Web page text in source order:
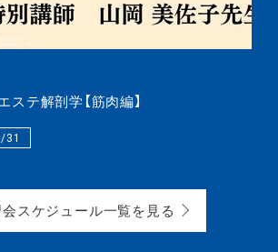
テ解剖学【筋肉編】
31
スケジュール一覧を見る